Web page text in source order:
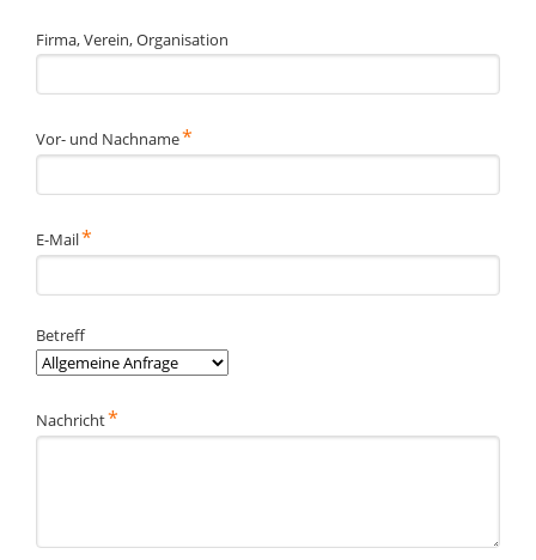
Firma, Verein, Organisation
Pflichtfeld
Vor- und Nachname*
Pflichtfeld
E-Mail*
Betreff
Pflichtfeld
Nachricht*